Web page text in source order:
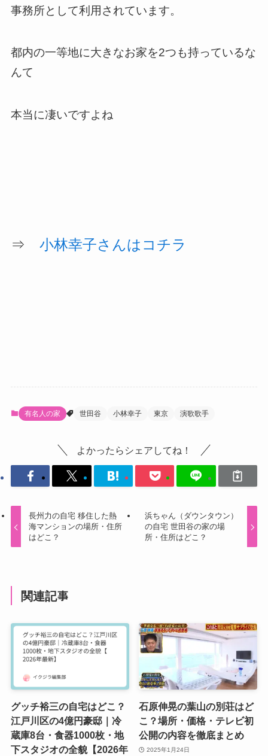
事務所として利用されています。
都内の一等地に大きなお家を2つも持っているな
んて
本当に凄いですよね
⇒ 小林幸子さんはコチラ
有名人の家 世田谷 小林幸子 東京 演歌歌手
よかったらシェアしてね！
長州力の自宅 移住した熱
海マンションの場所・住所
はどこ？
浜ちゃん（ダウンタウン）
の自宅 世田谷の家の場
所・住所はどこ？
関連記事
グッチ裕三の自宅はどこ？
江戸川区の4億円豪邸｜冷
蔵庫8台・食器1000枚・地
下スタジオの全貌【2026年
石原伸晃の葉山の別荘はど
こ？場所・価格・テレビ初
公開の内容を徹底まとめ
2025年1月24日